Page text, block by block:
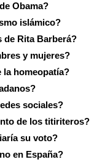
Obama?
islámico?
de Rita Barberá?
y mujeres?
la homeopatía?
sociales?
de los titiriteros?
su voto?
en España?